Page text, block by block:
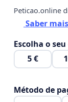
Peticao.online
Saber
Escolha o
5 €
Método de